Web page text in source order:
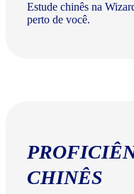
Estude chinês na
perto de você.
CHINÊS